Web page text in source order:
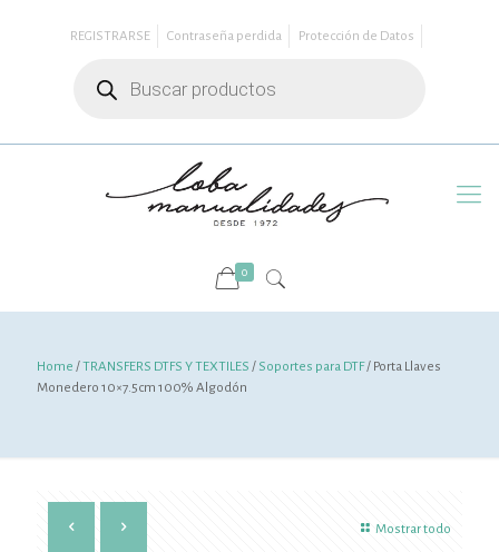
REGISTRARSE Contraseña perdida
Protección de Datos
productos
0
Home /TRANSFERS DTFS Y TEXTILES / Soportes para DTF/ Porta Llaves
Monedero 10×7.5cm 100% Algodón
Mostrar todo